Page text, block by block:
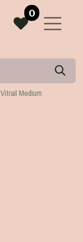
0
Medium